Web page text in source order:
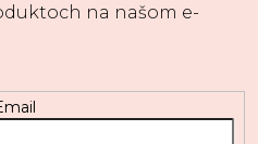
na našom e-